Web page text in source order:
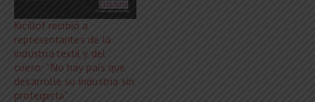
Kicillof recibió a
representantes de la
industria textil y del
cuero: “No hay país que
desarrolle su industria sin
protegerla”